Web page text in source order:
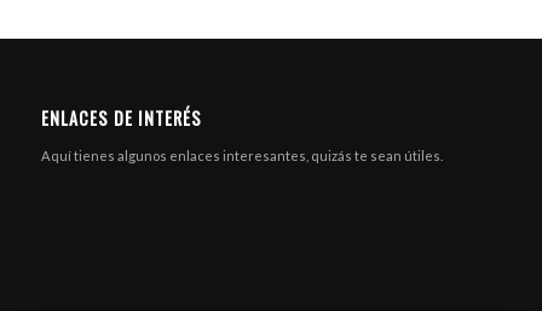
ENLACES DE INTERÉS
Aquí tienes algunos enlaces interesantes, quizás te sean útiles.